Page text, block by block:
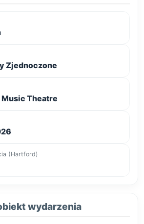
Zjednoczone
Theatre
(Hartford)
wydarzenia